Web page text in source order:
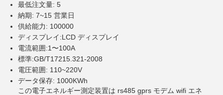
最低注文量: 5
納期: 7~15 営業日
供給能力: 100000
ディスプレイ:LCD ディスプレイ
電流範囲:1〜100A
標準:GB/T17215.321-2008
電圧範囲: 110~220V
データ保存: 1000KWh
この電子エネルギー測定装置は rs485 gprs モデム wifi エネ